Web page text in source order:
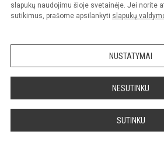
slapukų naudojimu šioje svetainėje. Jei norite
sutikimus, prašome apsilankyti slapukų
NUSTATYMAI
NESUTINKU
SUTINKU
Sumanus būdas atnaujinti